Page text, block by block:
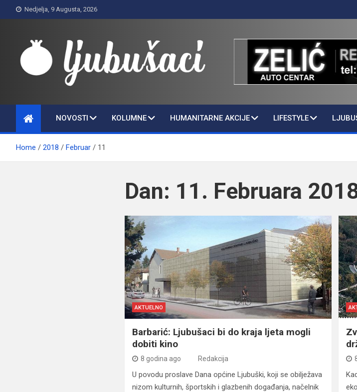
to
Nedjelja, 9 Augusta, 2026
Ljubušaci
NOVOSTI KOLUMNE HUMANITARNE AKCIJE LIFESTYLE
Home 2018 Februar 11
Dan: 11. Februara
AKTUELNO
Barbarić: Ljubušaci bi do kraja ljeta mogli
dobiti kino
8 godina ago Redakcija
U povodu proslave Dana općine Ljubuški, koji se obilježava
nizom kulturnih, športskih i glazbenih događanja, načelnik